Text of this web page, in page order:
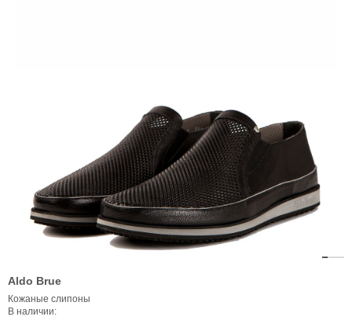
Aldo Brue
Кожаные слипоны
В наличии: